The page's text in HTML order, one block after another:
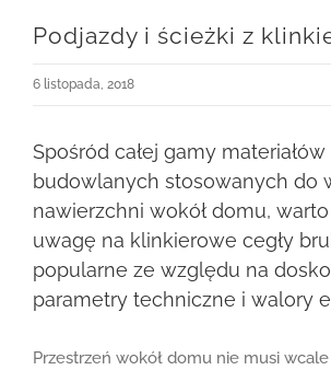
Podjazdy i ścieżki z
6 listopada, 2018
Spośród całej gamy materiałów
budowlanych stosowanych do
nawierzchni wokół domu,
uwagę na klinkierowe cegły
popularne ze względu na
parametry techniczne i walory
Przestrzeń wokół domu nie musi